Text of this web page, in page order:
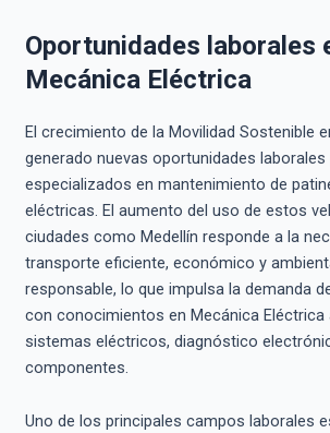
Oportunidades laborales
Mecánica Eléctrica
El crecimiento de la Movilidad Sostenible
generado nuevas oportunidades
especializados en mantenimiento de
eléctricas. El aumento del uso de estos
ciudades como Medellín responde a la
transporte eficiente, económico y
responsable, lo que impulsa la demanda
con conocimientos en Mecánica Eléctrica
sistemas eléctricos, diagnóstico
componentes.
Uno de los principales campos laborales